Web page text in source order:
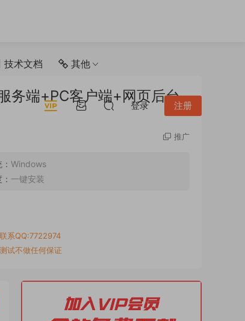
技术文档 其他
登录 注册
务端+PC客户端+网页后台
推广
Windows
一键安装
系QQ:7722974
试不做任何保证